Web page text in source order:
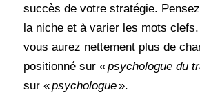
succès de votre stratégie.
la niche et à varier les mots
vous aurez nettement plus de
positionné sur «psychologue du
sur «psychologue».